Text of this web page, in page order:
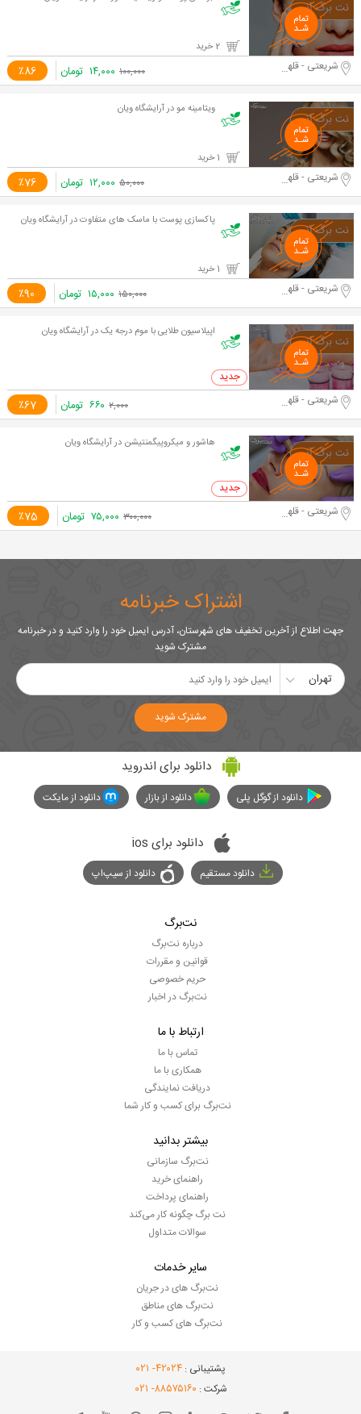
٪86 شریعتی - قلهک ۱۰۰,۰۰۰ ۱۴,۰۰۰ تومان
ویتامینه مو در آرایشگاه ویان
٪76 شریعتی - قلهک ۵۰,۰۰۰ ۱۲,۰۰۰ تومان
پاکسازی پوست با ماسک های متفاوت در آرایشگاه ویان
٪90 شریعتی - قلهک ۱۵۰,۰۰۰ ۱۵,۰۰۰ تومان
اپیلاسیون طلایی با موم درجه یک در آرایشگاه ویان
0 خرید
٪67 شریعتی - قلهک ۲,۰۰۰ ۶۶۰ تومان
هاشور و میکروپیگمنتیشن در آرایشگاه ویان
0 خرید
٪75 شریعتی - قلهک ۳۰۰,۰۰۰ ۷۵,۰۰۰ تومان
اشتراک خبرنامه
جهت اطلاع از آخرین تخفیف های شهرستان، آدرس ایمیل خود را وارد کنید و در خبرنامه
مشترک شوید
تهران
مشترک شوید
دانلود برای اندروید
دانلود از گوگل پلی دانلود از بازار دانلود از مایکت
دانلود برای ios
دانلود مستقیم دانلود از سیپ‌اپ
نت‌برگ
درباره نت‌برگ
قوانین و مقررات
حریم خصوصی
نت‌برگ در اخبار
ارتباط با ما
تماس با ما
همکاری با ما
دریافت نمایندگی
نت‌برگ برای کسب و کار شما
بیشتر بدانید
نت‌برگ سازمانی
راهنمای خرید
راهنمای پرداخت
نت برگ چگونه کار می‌کند
سوالات متداول
سایر خدمات
نت‌برگ های در جریان
نت‌برگ های مناطق
نت‌برگ های کسب و کار
پشتیبانی : ۴۲۰۲۴- ۰۲۱
شرکت : ۸۸۵۷۵۱۶۰- ۰۲۱